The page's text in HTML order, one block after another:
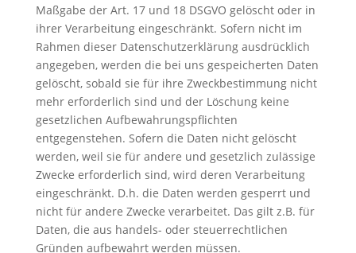
Maßgabe der Art. 17 und 18 DSGVO gelöscht oder in
ihrer Verarbeitung eingeschränkt. Sofern nicht im
Rahmen dieser Datenschutzerklärung ausdrücklich
angegeben, werden die bei uns gespeicherten Daten
gelöscht, sobald sie für ihre Zweckbestimmung nicht
mehr erforderlich sind und der Löschung keine
gesetzlichen Aufbewahrungspflichten
entgegenstehen. Sofern die Daten nicht gelöscht
werden, weil sie für andere und gesetzlich zulässige
Zwecke erforderlich sind, wird deren Verarbeitung
eingeschränkt. D.h. die Daten werden gesperrt und
nicht für andere Zwecke verarbeitet. Das gilt z.B. für
Daten, die aus handels- oder steuerrechtlichen
Gründen aufbewahrt werden müssen.